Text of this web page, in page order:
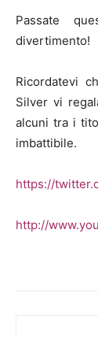
Passate
divertimento!
Ricordatevi
Silver vi
alcuni tra i
imbattibile.
https://
http://